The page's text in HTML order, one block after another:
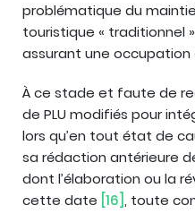
problématique du
touristique « traditionnel
assurant une occupation
À ce stade et faute de
de PLU modifiés pour
lors qu’en tout état de
sa rédaction antérieure
dont l’élaboration ou la
cette date [16] , toute